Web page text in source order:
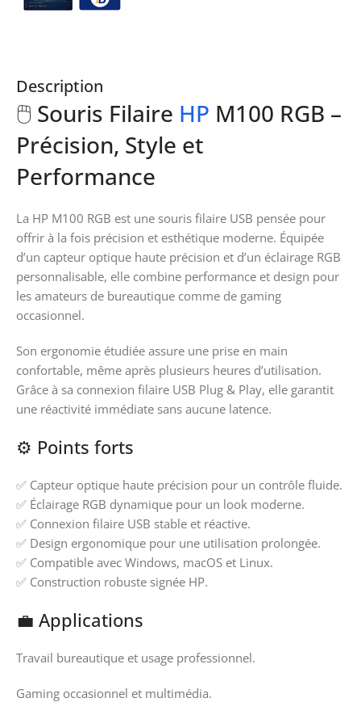
Description
🖱️ Souris Filaire HP M100 RGB –
Précision, Style et
Performance
La HP M100 RGB est une souris filaire USB pensée pour
offrir à la fois précision et esthétique moderne. Équipée
d’un capteur optique haute précision et d’un éclairage RGB
personnalisable, elle combine performance et design pour
les amateurs de bureautique comme de gaming
occasionnel.
Son ergonomie étudiée assure une prise en main
confortable, même après plusieurs heures d’utilisation.
Grâce à sa connexion filaire USB Plug & Play, elle garantit
une réactivité immédiate sans aucune latence.
⚙️ Points forts
✅ Capteur optique haute précision pour un contrôle fluide.
✅ Éclairage RGB dynamique pour un look moderne.
✅ Connexion filaire USB stable et réactive.
✅ Design ergonomique pour une utilisation prolongée.
✅ Compatible avec Windows, macOS et Linux.
✅ Construction robuste signée HP.
💼 Applications
Travail bureautique et usage professionnel.
Gaming occasionnel et multimédia.